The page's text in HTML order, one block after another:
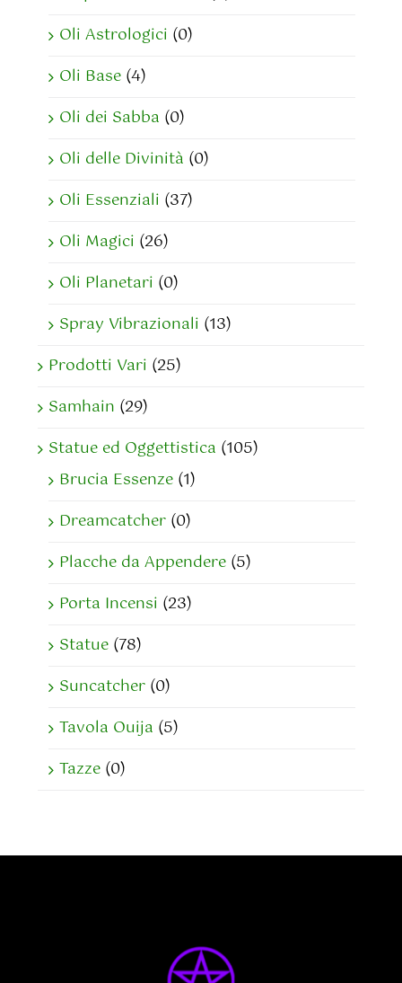
Oli Astrologici (0)
Oli Base (4)
Oli dei Sabba (0)
Oli delle Divinità (0)
Oli Essenziali (37)
Oli Magici (26)
Oli Planetari (0)
Spray Vibrazionali (13)
Prodotti Vari (25)
Samhain (29)
Statue ed Oggettistica (105)
Brucia Essenze (1)
Dreamcatcher (0)
Placche da Appendere (5)
Porta Incensi (23)
Statue (78)
Suncatcher (0)
Tavola Ouija (5)
Tazze (0)